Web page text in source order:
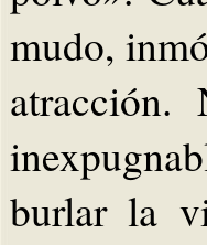
mudo,
atracción.
burlar la